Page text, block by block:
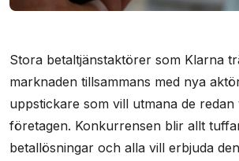
Stora betaltjänstaktörer som Klarna
marknaden tillsammans med nya
uppstickare som vill utmana de redan
företagen. Konkurrensen blir allt
betallösningar och alla vill erbjuda